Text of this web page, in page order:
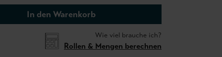
In den Warenkorb
Wie viel brauche ich?
Rollen & Mengen berechnen